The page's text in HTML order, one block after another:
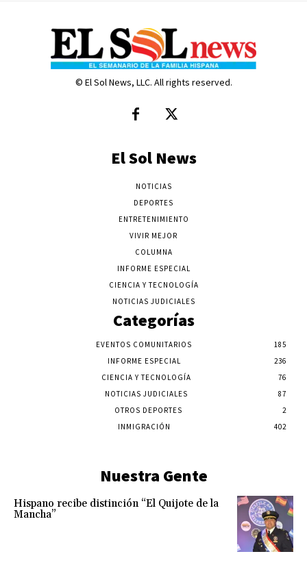
© El Sol News, LLC. All rights reserved.
El Sol News
NOTICIAS
DEPORTES
ENTRETENIMIENTO
VIVIR MEJOR
COLUMNA
INFORME ESPECIAL
CIENCIA Y TECNOLOGÍA
NOTICIAS JUDICIALES
Categorías
EVENTOS COMUNITARIOS
185
INFORME ESPECIAL
236
CIENCIA Y TECNOLOGÍA
76
NOTICIAS JUDICIALES
87
OTROS DEPORTES
2
INMIGRACIÓN
402
Nuestra Gente
Hispano recibe distinción “El Quijote de la
Mancha”